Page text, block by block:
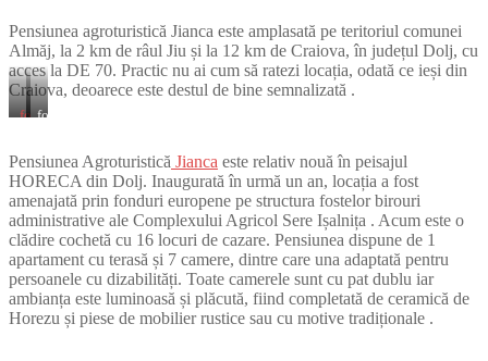
Pensiunea agroturistică Jianca este amplasată pe teritoriul comunei
Almăj, la 2 km de râul Jiu și la 12 km de Craiova, în județul Dolj, cu
acces la DE 70. Practic nu ai cum să ratezi locația, odată ce ieși din
Craiova, deoarece este destul de bine semnalizată .
fotofoto
Pensiunea Agroturistică Jianca este relativ nouă în peisajul
HORECA din Dolj. Inaugurată în urmă un an, locația a fost
amenajată prin fonduri europene pe structura fostelor birouri
administrative ale Complexului Agricol Sere Ișalnița . Acum este o
clădire cochetă cu 16 locuri de cazare. Pensiunea dispune de 1
apartament cu terasă și 7 camere, dintre care una adaptată pentru
persoanele cu dizabilități. Toate camerele sunt cu pat dublu iar
ambianța este luminoasă și plăcută, fiind completată de ceramică de
Horezu și piese de mobilier rustice sau cu motive tradiționale .